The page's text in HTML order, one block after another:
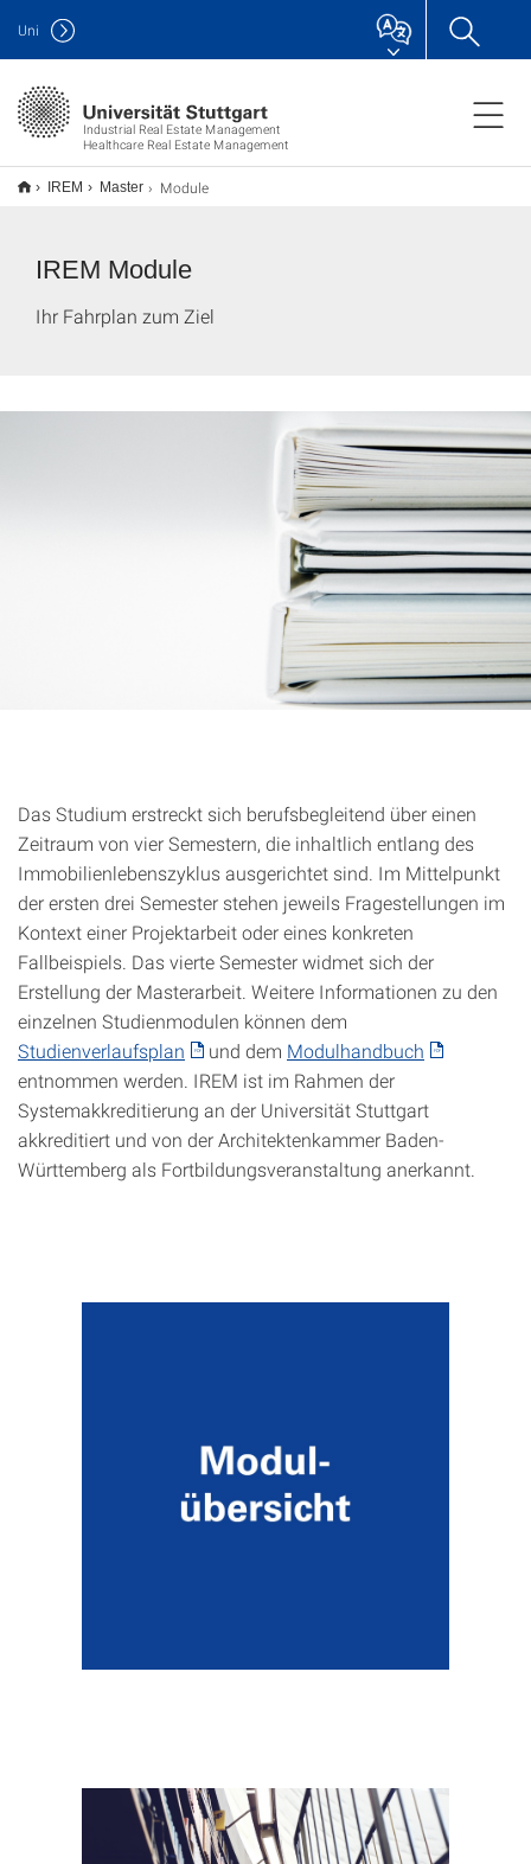
Industrial Real Estate Management
Healthcare Real Estate Management
Uni
IREM Master Module
IREM Module
Ihr Fahrplan zum Ziel
Das Studium erstreckt sich berufsbegleitend über einen
Zeitraum von vier Semestern, die inhaltlich entlang des
Immobilienlebenszyklus ausgerichtet sind. Im Mittelpunkt
der ersten drei Semester stehen jeweils Fragestellungen im
Kontext einer Projektarbeit oder eines konkreten
Fallbeispiels. Das vierte Semester widmet sich der
Erstellung der Masterarbeit. Weitere Informationen zu den
einzelnen Studienmodulen können dem
Studienverlaufsplan
und dem Modulhandbuch
entnommen werden. IREM ist im Rahmen der
Systemakkreditierung an der Universität Stuttgart
akkreditiert und von der Architektenkammer Baden-
Württemberg als Fortbildungsveranstaltung anerkannt.